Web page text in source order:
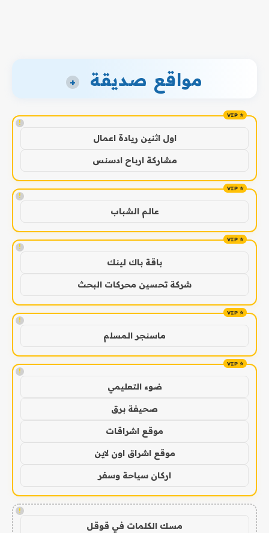
مواقع صديقة +
!
اول اثنين ريادة اعمال
مشاركة ارباح ادسنس
!
عالم الشباب
!
باقة باك لينك
شركة تحسين محركات البحث
!
ماسنجر المسلم
!
ضوء التعليمي
صحيفة برق
موقع اشراقات
موقع اشراق اون لاين
اركان سياحة وسفر
!
مسك الكلمات في قوقل